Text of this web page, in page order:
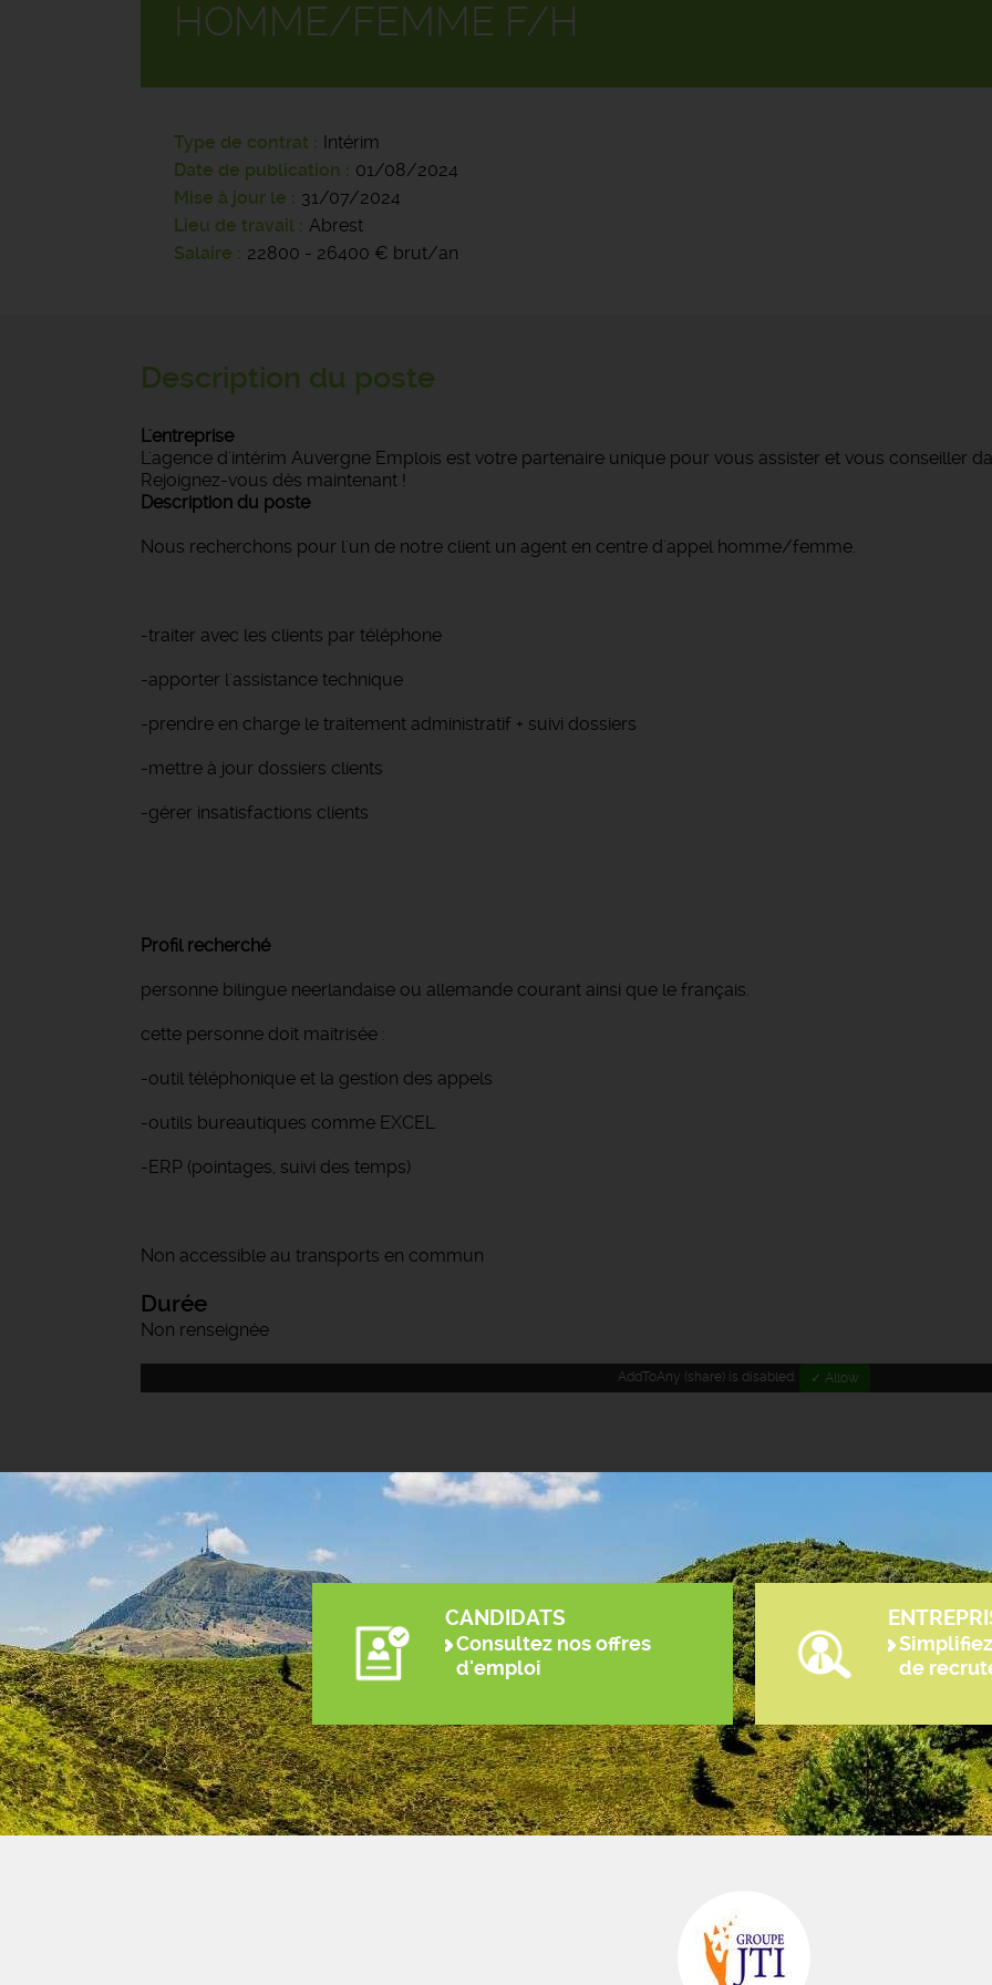
HOMME/FEMME F/H
Type de contrat
Intérim
Date de publication
01/08/2024
Mise à jour le
31/07/2024
Lieu de travail
Abrest
Salaire
22800 - 26400 € brut/an
Description du poste
L'entreprise
L'agence d'intérim Auvergne Emplois est votre partenaire unique pour vous assister et vous conseiller
Rejoignez-vous dès maintenant !
Description du poste
Nous recherchons pour l'un de notre client un agent en centre d'appel homme/femme.
-traiter avec les clients par téléphone
-apporter l'assistance technique
-prendre en charge le traitement administratif + suivi dossiers
-mettre à jour dossiers clients
-gérer insatisfactions clients
Profil recherché
personne bilingue neerlandaise ou allemande courant ainsi que le français.
cette personne doit maitrisée :
-outil téléphonique et la gestion des appels
-outils bureautiques comme EXCEL
-ERP (pointages, suivi des temps)
Non accessible au transports en commun
Durée
Non renseignée
AddToAny (share) is disabled. ✓ Allow
CANDIDATS
Consultez nos offres
d'emploi
de